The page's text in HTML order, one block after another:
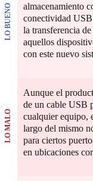
LO BUENO
LO MALO
almacenamiento
conectividad
la transferencia de
aquellos
con este nuevo
Aunque el
de un cable USB
cualquier equipo,
largo del mismo
para ciertos
en ubicaciones